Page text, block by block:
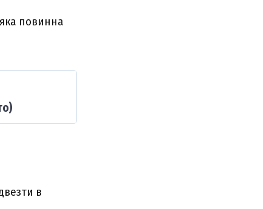
повинна
в